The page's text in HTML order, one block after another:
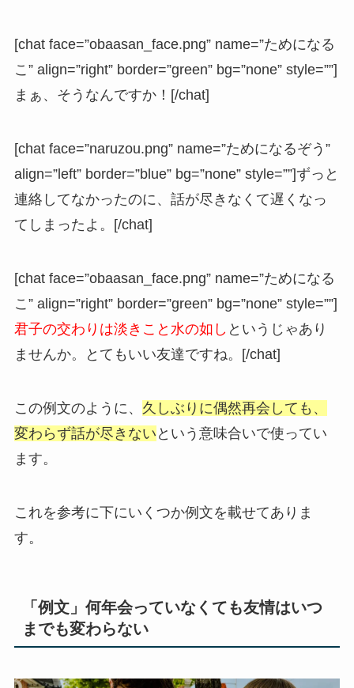
[chat face=”obaasan_face.png” name=”ためになる
こ” align=”right” border=”green” bg=”none” style=””]
まぁ、そうなんですか！[/chat]
[chat face=”naruzou.png” name=”ためになるぞう”
align=”left” border=”blue” bg=”none” style=””]ずっと
連絡してなかったのに、話が尽きなくて遅くなっ
てしまったよ。[/chat]
[chat face=”obaasan_face.png” name=”ためになる
こ” align=”right” border=”green” bg=”none” style=””]
君子の交わりは淡きこと水の如し というじゃあり
ませんか。とてもいい友達ですね。[/chat]
この例文のように、 久しぶりに偶然再会しても、
変わらず話が尽きない という意味合いで使ってい
ます。
これを参考に下にいくつか例文を載せてありま
す。
「例文」何年会っていなくても友情はいつ
までも変わらない